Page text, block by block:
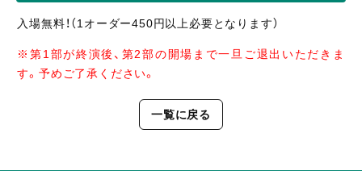
入場無料！（1オーダー450円以上必要となります）
※第1部が終演後、第2部の開場まで一旦ご退出いただきま
す。予めご了承ください。
一覧に戻る